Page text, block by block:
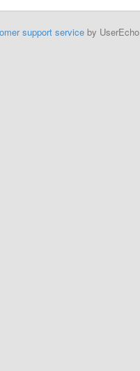
support serviceby UserEcho